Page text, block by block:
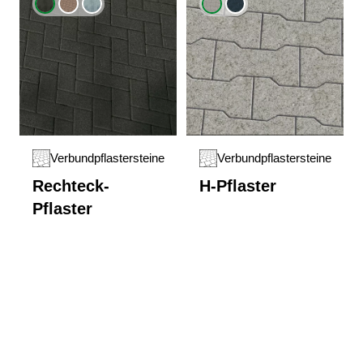
Verbundpflastersteine
Rechteck-
Pflaster
Verbundpflastersteine
H-Pflaster